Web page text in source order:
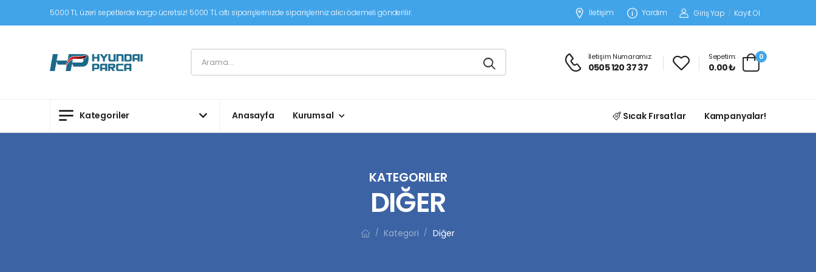
5000 TL üzeri sepetlerde kargo ücretsiz! 5000 TL altı siparişlerinizde siparişleriniz alıcı ödemeli gönderilir. İletişim Yardım Giriş Yap / Kayıt Ol
İletişim Numaramız:
0505 120 37 37
Sepetim:
0.00 ₺
0
Kategoriler Anasayfa Kurumsal Sıcak Fırsatlar Kampanyalar!
KATEGORILER
DIĞER
/ Kategori / Diğer